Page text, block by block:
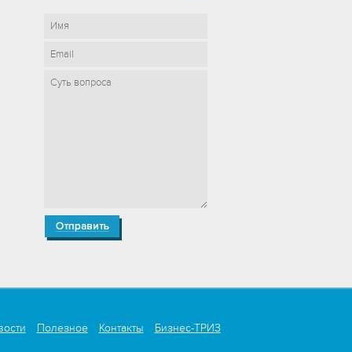
Полезное Контакты Бизнес-ТРИЗ